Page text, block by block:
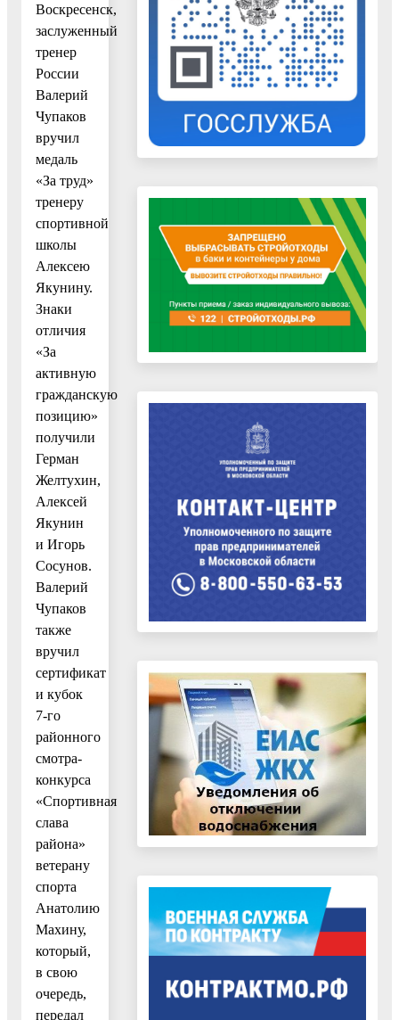
Воскресенск,
заслуженный
тренер
России
Валерий
Чупаков
вручил
медаль
«За труд»
тренеру
спортивной
школы
Алексею
Якунину.
Знаки
отличия
«За
активную
гражданскую
позицию»
получили
Герман
Желтухин,
Алексей
Якунин
и Игорь
Сосунов.
Валерий
Чупаков
также
вручил
сертификат
и кубок
7-го
районного
смотра-
конкурса
«Спортивная
слава
района»
ветерану
спорта
Анатолию
Махину,
который,
в свою
очередь,
передал